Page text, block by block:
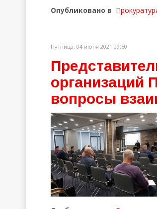
Опубликовано в
Пятница, 04 июня 2021 09:50
организаций
вопросы